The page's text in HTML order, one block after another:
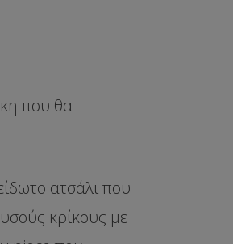
που θα
ατσάλι που
κρίκους με